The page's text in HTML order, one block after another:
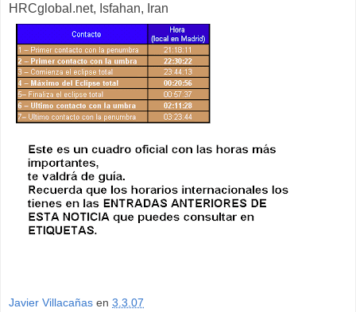
HRCglobal.net, Isfahan, Iran
Javier Villacañas en 3.3.07